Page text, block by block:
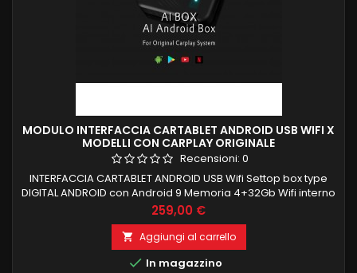
MODULO INTERFACCIA CARTABLET ANDROID USB WIFI X
MODELLI CON CARPLAY ORIGINALE
Recensioni: 0
INTERFACCIA CARTABLET ANDROID USB Wifi Settop box type
DIGITAL ANDROID con Android 9 Memoria 4+32Gb Wifi interno
Il segnale digitale in uscita è direttamente collegato al
monitor OEM delle vettura tramite interfaccia Carplay per
ottenere una qualità dell'immagine ad altissima definizione.
Nessuna installazione richiesta, Plug&amp;Play tramite la
porta...
Prezzo
259,00 €
 Aggiungi al carrello
 In magazzino